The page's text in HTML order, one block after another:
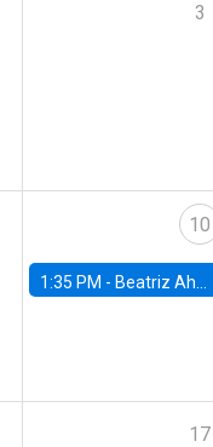
3
10
1:35 PM - Beatriz Ahumada, PhD candidate, Universidad de Pittsburgh
17